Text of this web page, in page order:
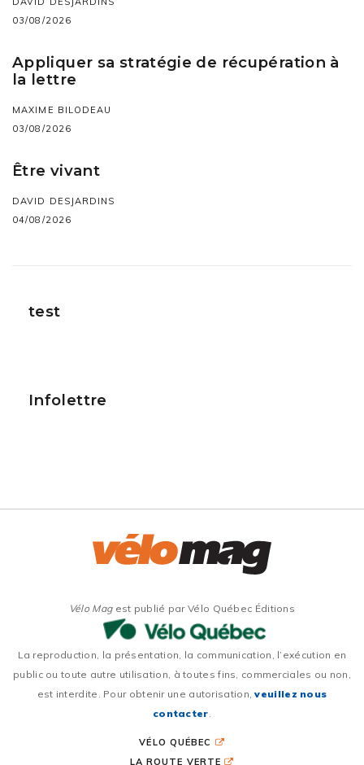
03/08/2026
Appliquer sa stratégie de récupération à
la lettre
MAXIME BILODEAU
03/08/2026
Être vivant
DAVID DESJARDINS
04/08/2026
test
Infolettre
Vélo Magest publié par Vélo Québec Éditions
La reproduction, la présentation, la communication, l’exécution en
public ou toute autre utilisation, à toutes fins, commerciales ou non,
est interdite. Pour obtenir une autorisation,veuillez nous
contacter.
VÉLO QUÉBEC
LA ROUTE VERTE